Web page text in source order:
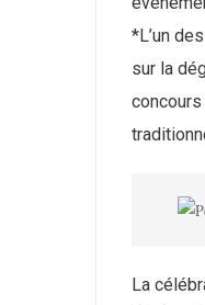
*L’un
sur la
La